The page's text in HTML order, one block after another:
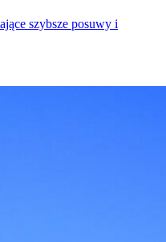
szybsze posuwy i